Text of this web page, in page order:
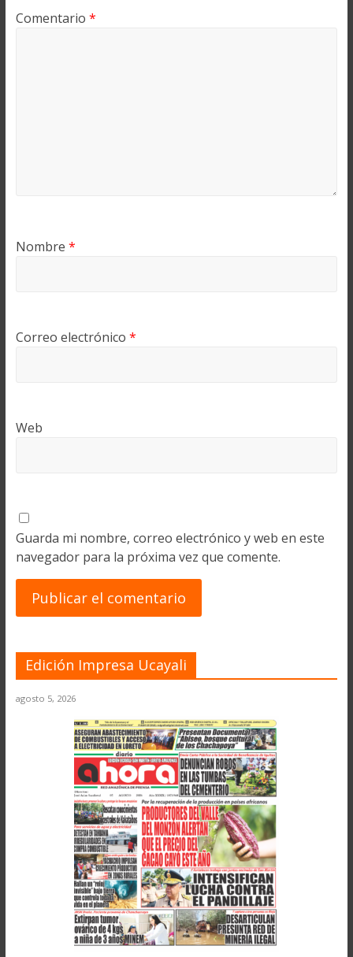
Comentario *
Nombre *
Correo electrónico *
Web
Guarda mi nombre, correo electrónico y web en este
navegador para la próxima vez que comente.
Edición Impresa Ucayali
agosto 5, 2026